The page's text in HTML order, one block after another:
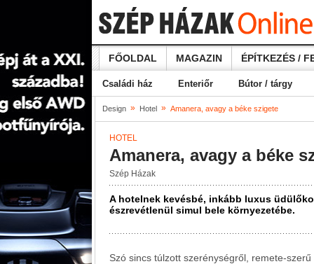
FŐOLDAL MAGAZIN ÉPÍTKEZÉS /
Családi ház Enteriőr Bútor / tárgy
Design » Hotel » Amanera, avagy a béke szigete
HOTEL
Amanera, avagy a béke
Szép Házak
A hotelnek kevésbé, inkább luxus
észrevétlenül simul bele környezetébe.
Szó sincs túlzott szerénységről, remete-